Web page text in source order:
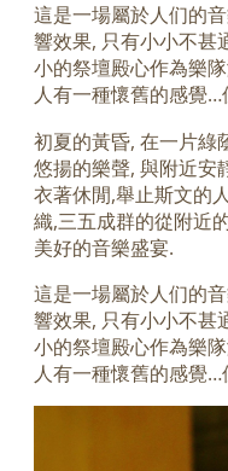
這是一場屬於人们的
響效果, 只有小小不甚
小的祭壇殿心作為樂
人有一種懷舊的感覺
初夏的黃昏, 在一片綠
悠揚的樂聲, 與附近安
衣著休閒,舉止斯文的
織,三五成群的從附近
美好的音樂盛宴.
這是一場屬於人们的
響效果, 只有小小不甚
小的祭壇殿心作為樂
人有一種懷舊的感覺